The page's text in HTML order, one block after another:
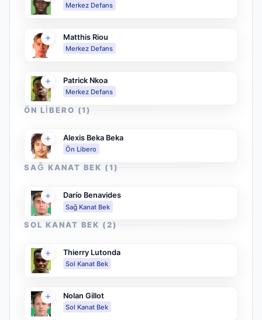
Merkez Defans
Matthis Riou
Merkez Defans
Patrick Nkoa
Merkez Defans
ÖN LIBERO (1)
Alexis Beka Beka
Ön Libero
SAĞ KANAT BEK (1)
Darío Benavides
Sağ Kanat Bek
SOL KANAT BEK (2)
Thierry Lutonda
Sol Kanat Bek
Nolan Gillot
Sol Kanat Bek